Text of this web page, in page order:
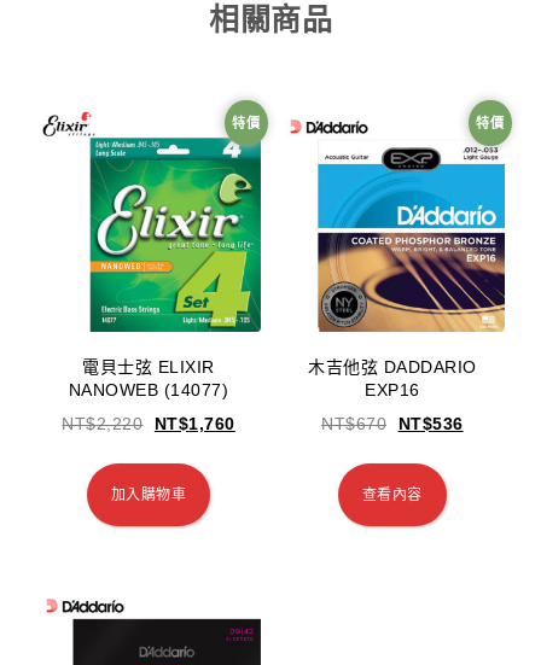
相關商品
特價
電貝士弦 ELIXIR
NANOWEB (14077)
NT$2,220 NT$1,760
加入購物車
特價
木吉他弦 DADDARIO
EXP16
NT$670 NT$536
查看內容